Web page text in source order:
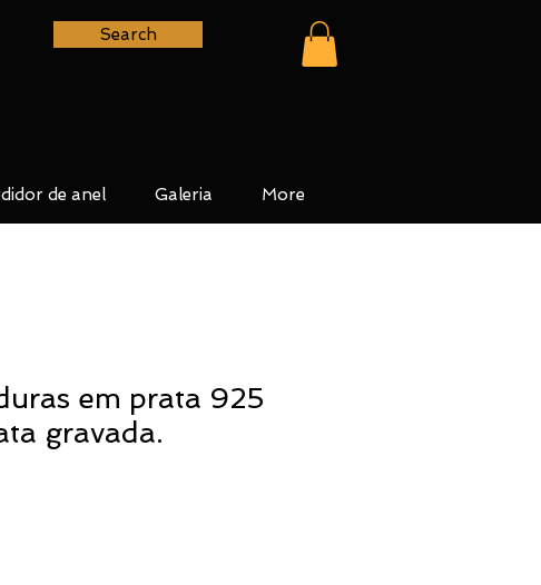
Search
de anel Galeria More
em prata 925
gravada.